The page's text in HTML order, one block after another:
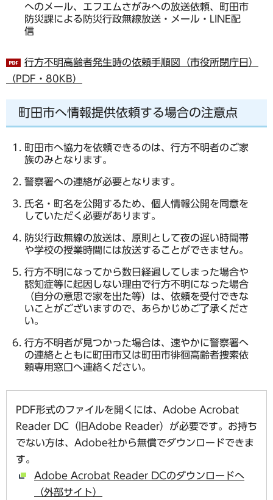
へのメール、エフエムさがみへの放送依頼、町田市
防災課による防災行政無線放送・メール・LINE配
信
行方不明高齢者発生時の依頼手順図（市役所閉庁日）
（PDF・80KB）
町田市へ情報提供依頼する場合の注意点
町田市へ協力を依頼できるのは、行方不明者のご家
族のみとなります。
警察署への連絡が必要となります。
氏名・町名を公開するため、個人情報公開を同意を
していただく必要があります。
防災行政無線の放送は、原則として夜の遅い時間帯
や学校の授業時間には放送することができません。
行方不明になってから数日経過してしまった場合や
認知症等に起因しない理由で行方不明になった場合
（自分の意思で家を出た等）は、依頼を受付できな
いことがございますので、あらかじめご了承くださ
い。
行方不明者が見つかった場合は、速やかに警察署へ
の連絡とともに町田市又は町田市徘徊高齢者捜索依
頼専用窓口へ連絡ください。
PDF形式のファイルを開くには、Adobe Acrobat
Reader DC（旧Adobe Reader）が必要です。お持ち
でない方は、Adobe社から無償でダウンロードできま
す。
Adobe Acrobat Reader DCのダウンロードへ
（外部サイト）